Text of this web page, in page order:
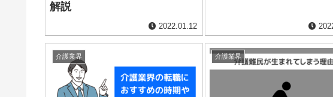
解説
2022.01.12
介護業界 介護業界